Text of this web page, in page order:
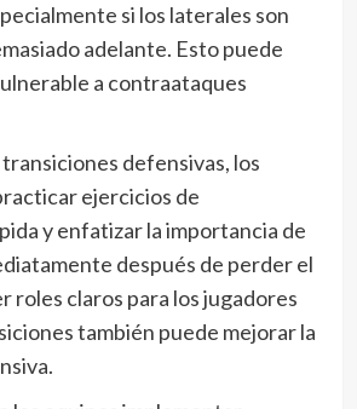
si los laterales son
adelante. Esto puede
a contraataques
defensivas, los
ejercicios de
y enfatizar la importancia de
después de perder el
roles claros para los jugadores
también puede mejorar la